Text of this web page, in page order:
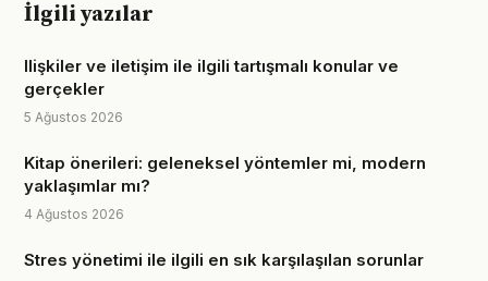
İlgili yazılar
Ilişkiler ve iletişim ile ilgili tartışmalı konular ve
gerçekler
5 Ağustos 2026
Kitap önerileri: geleneksel yöntemler mi, modern
yaklaşımlar mı?
4 Ağustos 2026
Stres yönetimi ile ilgili en sık karşılaşılan sorunlar